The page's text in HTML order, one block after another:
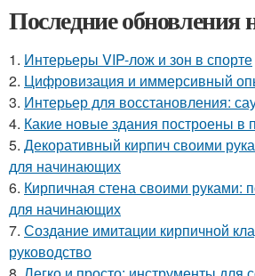
Последние обновления
1. Интерьеры VIP-лож и зон в спорте
2. Цифровизация и иммерсивный
3. Интерьер для восстановления:
4. Какие новые здания построены в
5. Декоративный кирпич своими
для начинающих
6. Кирпичная стена своими руками:
для начинающих
7. Создание имитации кирпичной
руководство